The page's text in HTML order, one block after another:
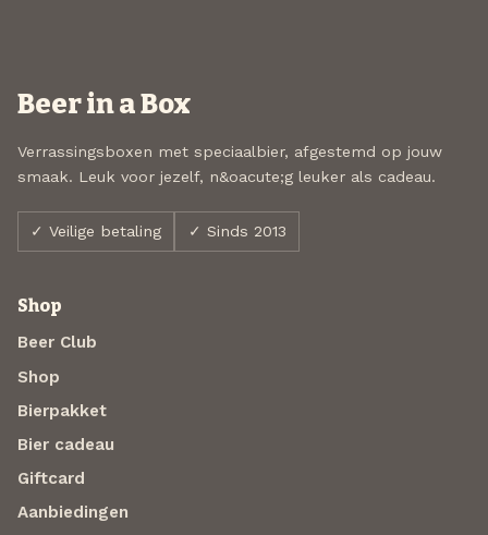
Beer in a Box
Verrassingsboxen met speciaalbier, afgestemd op jouw
smaak. Leuk voor jezelf, n&oacute;g leuker als cadeau.
✓ Veilige betaling ✓ Sinds 2013
Shop
Beer Club
Shop
Bierpakket
Bier cadeau
Giftcard
Aanbiedingen